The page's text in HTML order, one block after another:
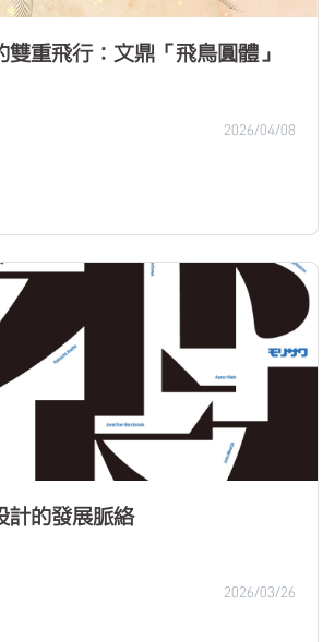
雙重飛行：文鼎「飛鳥圓體」
2026/04/08
計的發展脈絡
2026/03/26